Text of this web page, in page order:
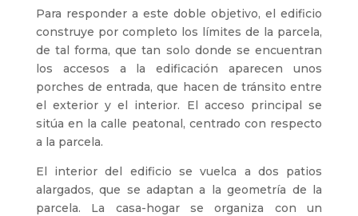
Para responder a este doble objetivo, el edificio
construye por completo los límites de la parcela,
de tal forma, que tan solo donde se encuentran
los accesos a la edificación aparecen unos
porches de entrada, que hacen de tránsito entre
el exterior y el interior. El acceso principal se
sitúa en la calle peatonal, centrado con respecto
a la parcela.
El interior del edificio se vuelca a dos patios
alargados, que se adaptan a la geometría de la
parcela. La casa-hogar se organiza con un